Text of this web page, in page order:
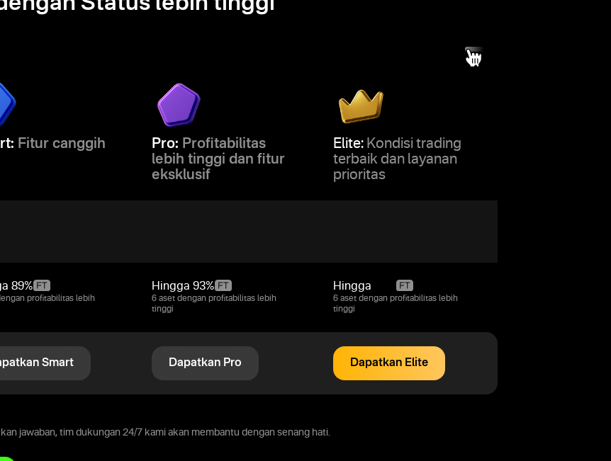
Fitur canggih Pro: Profitabilitas
lebih tinggi dan fitur
eksklusif
Elite: Kondisi trading
terbaik dan layanan
prioritas
89%
profitabilitas lebih
Hingga 93%
6 aset dengan profitabilitas lebih
tinggi
Hingga
6 aset dengan profitabilitas lebih
tinggi
Smart Dapatkan Pro Dapatkan Elite
jawaban, tim dukungan 24/7 kami akan membantu dengan senang hati.